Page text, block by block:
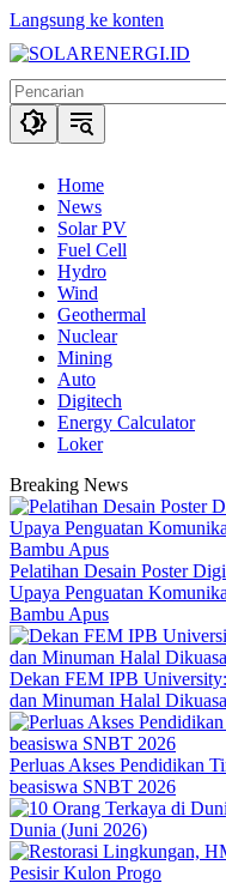
Langsung ke konten
Home
News
Solar PV
Fuel Cell
Hydro
Wind
Geothermal
Nuclear
Mining
Auto
Digitech
Energy Calculator
Loker
Breaking News
Pelatihan Desain Poster
Upaya Penguatan
Bambu Apus
Dekan FEM IPB
dan Minuman Halal
Perluas Akses Pendidikan
beasiswa SNBT 2026
Dunia (Juni 2026)